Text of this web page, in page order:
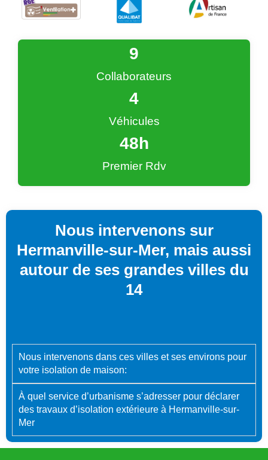
Collaborateurs
9
Véhicules
4
Premier Rdv
48h
Nous intervenons sur
Hermanville-sur-Mer, mais aussi
autour de ses grandes villes du
14
Nous intervenons dans ces villes et ses environs pour
votre isolation de maison:
À quel service d’urbanisme s’adresser pour déclarer
des travaux d’isolation extérieure à Hermanville-sur-
Mer